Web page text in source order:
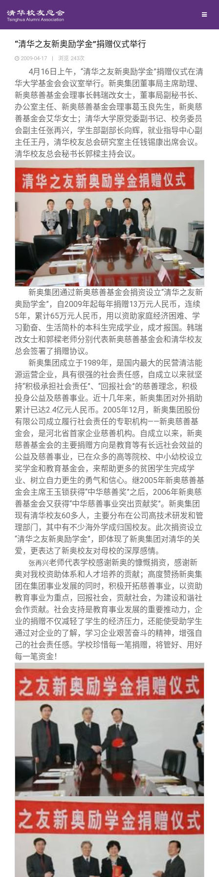
地区联络
年级联络
院系校友工作
专业委员会
兴趣群体
西南联大校友会
回馈母校
捐赠项目
捐赠新闻
捐赠纪事
捐赠方法
义工计划
媒体平台
《清华校友通讯》
《水木清华》
我要订阅
新媒体平台
百年清华
清华人物
清华故事
青春风采
校友文苑
校友讲坛
校友视界
校友服务
终身学习
信息化服务
三创大赛
实用信息
校友总会
总会简介
会长致辞
总会章程
理事会名单
制度法规
联系我们
关闭
“清华之友新奥励学金”捐赠仪式举行
2009-04-17 | 浏览 243次
4月16日 上午，“清华之友新奥励学金”捐赠仪式在清
华大学基金会会议室举行。新奥集团董事局主席助理、
新奥慈善基金会理事长韩瑞改女士，董事局副秘书长、
办公室主任、新奥慈善基金会理事葛玉良先生，新奥慈
善基金会艾华女士；清华大学原党委副书记、校务委员
会副主任张再兴，学生部副部长向辉，就业指导中心副
主任王丹，清华校友总会研究室主任钱锡康出席会议。
清华校友总会秘书长郭樑主持会议。
新奥集团通过新奥慈善基金会捐资设立“清华之友新
奥励学金”，自2009年起每年捐赠13万元人民币，连续
5年，累计65万元人民币，用以资助家庭经济困难、学
习勤奋、生活简朴的本科生完成学业，成才报国。韩瑞
改女士和郭樑老师分别代表新奥慈善基金会和清华校友
总会签署了捐赠协议。
新奥集团成立于1989年，是国内最大的民营清洁能
源运营企业，具有很强的社会责任感，自成立以来就坚
持“积极承担社会责任”、“回报社会”的慈善理念，积极
投身公益及慈善事业。近十几年来，新奥集团对外捐助
累计已达2.4亿元人民币。2005年12月，新奥集团股份
有限公司成立履行社会责任的专职机构——新奥慈善基
金会，是河北省首家企业慈善机构。自成立以来，新奥
慈善基金会的主要捐赠方向是教育等有长远社会效益的
公益及慈善事业，已在众多的高等院校、中小幼校设立
奖学金和教育基金会，来帮助更多的贫困学生完成学
业、树立自力更生的勇气和信心。继2005年新奥慈善基
金会主席王玉锁获得“中华慈善奖”之后，2006年新奥慈
善基金会又获得“中华慈善事业突出贡献奖”。新奥集团
现有清华校友60多人，主要分布在公司高技术研发和管
理部门，其中有不少海外学成归国校友。此次捐资设立
“清华之友新奥励学金”，即体现了新奥集团对清华的关
爱，更表达了新奥校友对母校的深厚感情。
张再兴老师代表学校感谢新奥的慷慨捐资，感谢新
奥对我校资助体系和人才培养的贡献；高度赞扬新奥集
团在集团事业发展的同时，积极开拓慈善事业，以资助
教育事业为重点，回报社会，贡献社会，为建设和谐社
会作贡献。社会支持是教育事业发展的重要推动力，企
业的捐赠不仅减轻了学生的经济压力，还能使受助学生
通过对企业的了解，学习企业艰苦奋斗的精神，增强自
己的社会责任感。学校珍惜每一笔捐赠，将管好、用好
每一笔资金！